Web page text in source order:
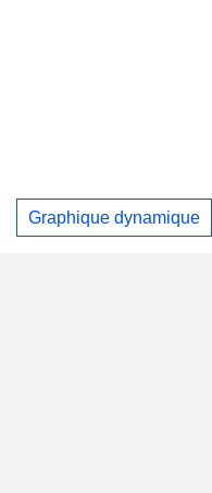
Graphique dynamique